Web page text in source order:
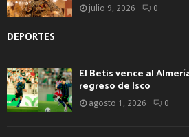
julio 9, 2026 0
DEPORTES
El Betis vence al
regreso de Isco
agosto 1, 2026 0